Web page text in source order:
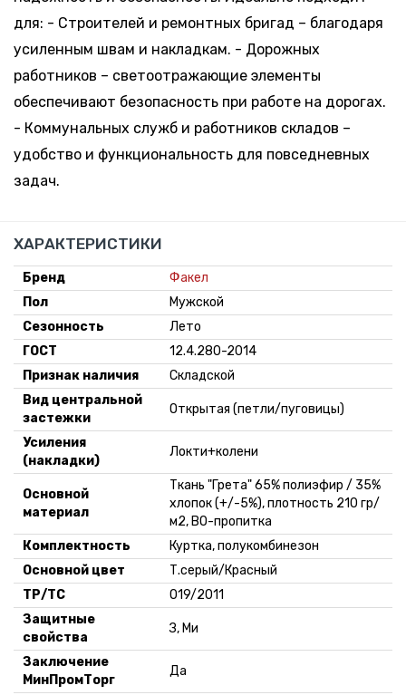
52-54
запросу
5-10 дней
194-200,
56-58
По
запросу
Поступление:
5-10 дней
-
194-200,
60-62
По
Поступление:
- +
194-200,
77.52 руб.
Москва
194-200,
68-70
По
запросу
Поступление:
для: - Строителей и ремонтных бригад – благодаря
усиленным швам и накладкам. - Дорожных
работников – светоотражающие элементы
обеспечивают безопасность при работе на дорогах.
- Коммунальных служб и работников складов –
удобство и функциональность для повседневных
задач.
ХАРАКТЕРИСТИКИ
Бренд
Факел
Пол
Мужской
Сезонность
Лето
ГОСТ
12.4.280-2014
Признак наличия
Складской
Вид центральной
застежки
Открытая (петли/пуговицы)
Усиления
(накладки)
Локти+колени
Основной
материал
Ткань "Грета" 65% полиэфир / 35%
хлопок (+/-5%), плотность 210 гр/
м2, ВО-пропитка
Комплектность
Куртка, полукомбинезон
Основной цвет
Т.серый/Красный
ТР/ТС
019/2011
Защитные
свойства
З, Ми
Заключение
МинПромТорг
Да